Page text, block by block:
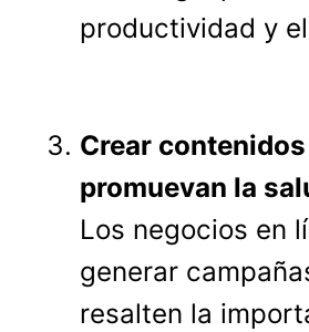
productividad y
Crear
promuevan la
Los negocios en
generar
resalten la